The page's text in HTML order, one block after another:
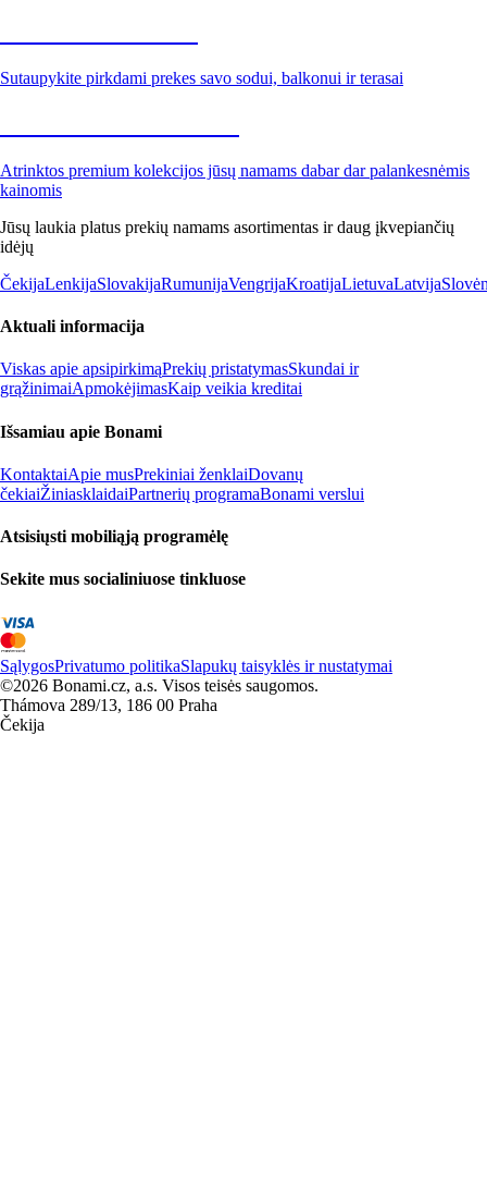
Sutaupykite pirkdami prekes savo sodui, balkonui ir terasai
Atrinktos premium kolekcijos jūsų namams dabar dar palankesnėmis
kainomis
Jūsų laukia platus prekių namams asortimentas ir daug įkvepiančių
idėjų
ČekijaLenkijaSlovakijaRumunijaVengrijaKroatijaLietuvaLatvija
Aktuali informacija
Viskas apie apsipirkimąPrekių pristatymasSkundai ir
grąžinimaiApmokėjimasKaip veikia kreditai
Išsamiau apie Bonami
KontaktaiApie musPrekiniai ženklaiDovanų
čekiaiŽiniasklaidaiPartnerių programaBonami verslui
Atsisiųsti mobiliąją programėlę
Sekite mus socialiniuose tinkluose
SąlygosPrivatumo politikaSlapukų taisyklės ir nustatymai
©2026 Bonami.cz, a.s. Visos teisės saugomos.
Thámova 289/13, 186 00 Praha
Čekija